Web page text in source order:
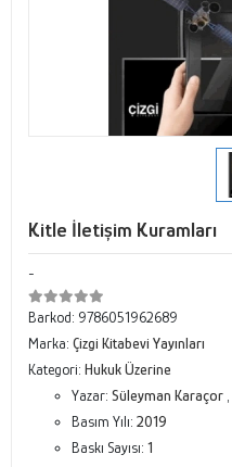
Kitle İletişim Kuramları
-
Barkod: 9786051962689
Marka: Çizgi Kitabevi Yayınları
Kategori: Hukuk Üzerine
Yazar: Süleyman Karaçor
Basım Yılı: 2019
Baskı Sayısı: 1